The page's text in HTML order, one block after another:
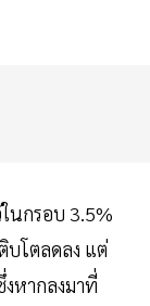
นกรอบ 3.5%
บโตลดลง แต่
งหากลงมาที่